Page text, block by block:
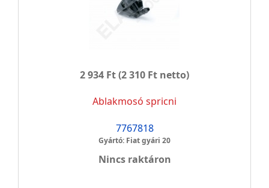
2 934 Ft(2 310 Ft netto)
Ablakmosó spricni
7767818
Gyártó: Fiat gyári 20
Nincs raktáron